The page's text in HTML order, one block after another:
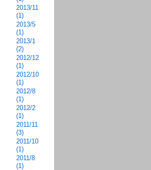
2013/11
(1)
2013/5
(1)
2013/1
(2)
2012/12
(1)
2012/10
(1)
2012/8
(1)
2012/2
(1)
2011/11
(3)
2011/10
(1)
2011/8
(1)